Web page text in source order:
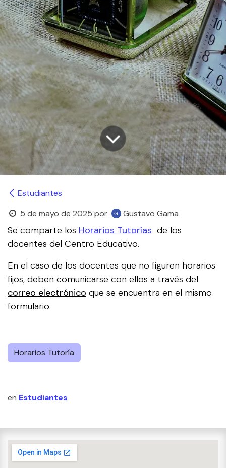
Estudiantes
5 de mayo de 2025 por Gustavo Gama
Se comparte los Horarios Tutorías de los
docentes del Centro Educativo.
En el caso de los docentes que no figuren horarios
fijos, deben comunicarse con ellos a través del
correo electrónico que se encuentra en el mismo
formulario.
Horarios Tutoría
en Estudiantes